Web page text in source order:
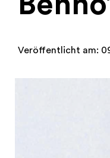
Veröffentlicht am: